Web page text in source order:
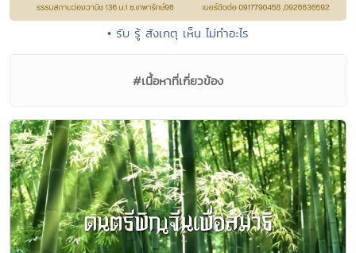
• รับ รู้ สังเกตุ เห็น ไม่ทำอะไร
#เนื้อหาที่เกี่ยวข้อง